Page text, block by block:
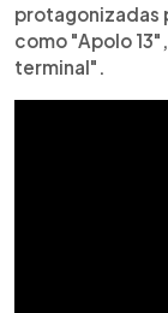
protagonizadas
como "Apolo
terminal".